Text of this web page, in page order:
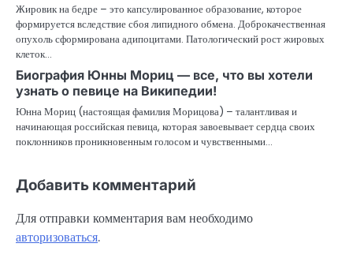
Жировик на бедре – это капсулированное образование, которое
формируется вследствие сбоя липидного обмена. Доброкачественная
опухоль сформирована адипоцитами. Патологический рост жировых
клеток…
Биография Юнны Мориц — все, что вы хотели
узнать о певице на Википедии!
Юнна Мориц (настоящая фамилия Морицова) – талантливая и
начинающая российская певица, которая завоевывает сердца своих
поклонников проникновенным голосом и чувственными…
Добавить комментарий
Для отправки комментария вам необходимо
авторизоваться.